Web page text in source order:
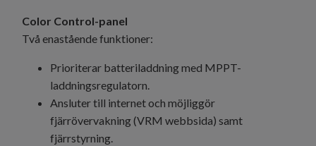
Color Control-panel
Två enastående funktioner:
Prioriterar batteriladdning med MPPT-
laddningsregulatorn.
Ansluter till internet och möjliggör
fjärrövervakning (VRM webbsida) samt
fjärrstyrning.